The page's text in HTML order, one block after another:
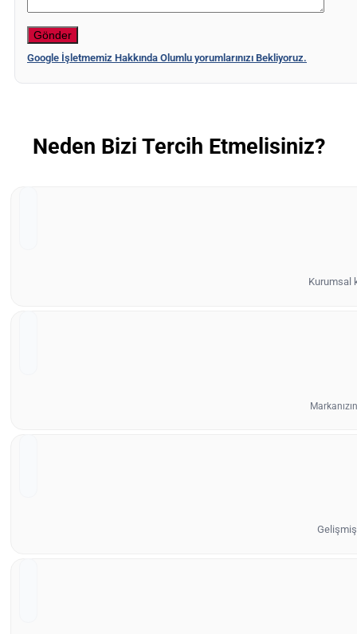
Google İşletmemiz Hakkında Olumlu yorumlarınızı Bekliyoruz.
Neden Bizi Tercih Etmelisiniz?
Kurumsal
Gelişmiş